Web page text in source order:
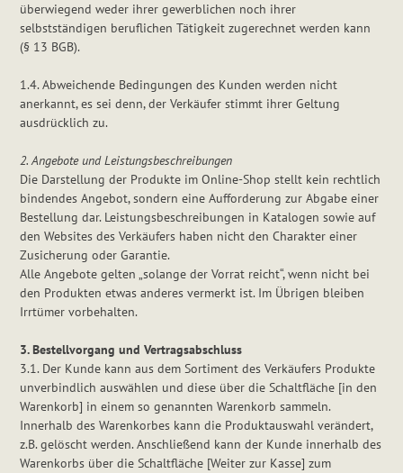
überwiegend weder ihrer gewerblichen noch ihrer
selbstständigen beruflichen Tätigkeit zugerechnet werden kann
(§ 13 BGB).
1.4. Abweichende Bedingungen des Kunden werden nicht
anerkannt, es sei denn, der Verkäufer stimmt ihrer Geltung
ausdrücklich zu.
2. Angebote und Leistungsbeschreibungen
Die Darstellung der Produkte im Online-Shop stellt kein rechtlich
bindendes Angebot, sondern eine Aufforderung zur Abgabe einer
Bestellung dar. Leistungsbeschreibungen in Katalogen sowie auf
den Websites des Verkäufers haben nicht den Charakter einer
Zusicherung oder Garantie.
Alle Angebote gelten „solange der Vorrat reicht“, wenn nicht bei
den Produkten etwas anderes vermerkt ist. Im Übrigen bleiben
Irrtümer vorbehalten.
3. Bestellvorgang und Vertragsabschluss
3.1. Der Kunde kann aus dem Sortiment des Verkäufers Produkte
unverbindlich auswählen und diese über die Schaltfläche [in den
Warenkorb] in einem so genannten Warenkorb sammeln.
Innerhalb des Warenkorbes kann die Produktauswahl verändert,
z.B. gelöscht werden. Anschließend kann der Kunde innerhalb des
Warenkorbs über die Schaltfläche [Weiter zur Kasse] zum